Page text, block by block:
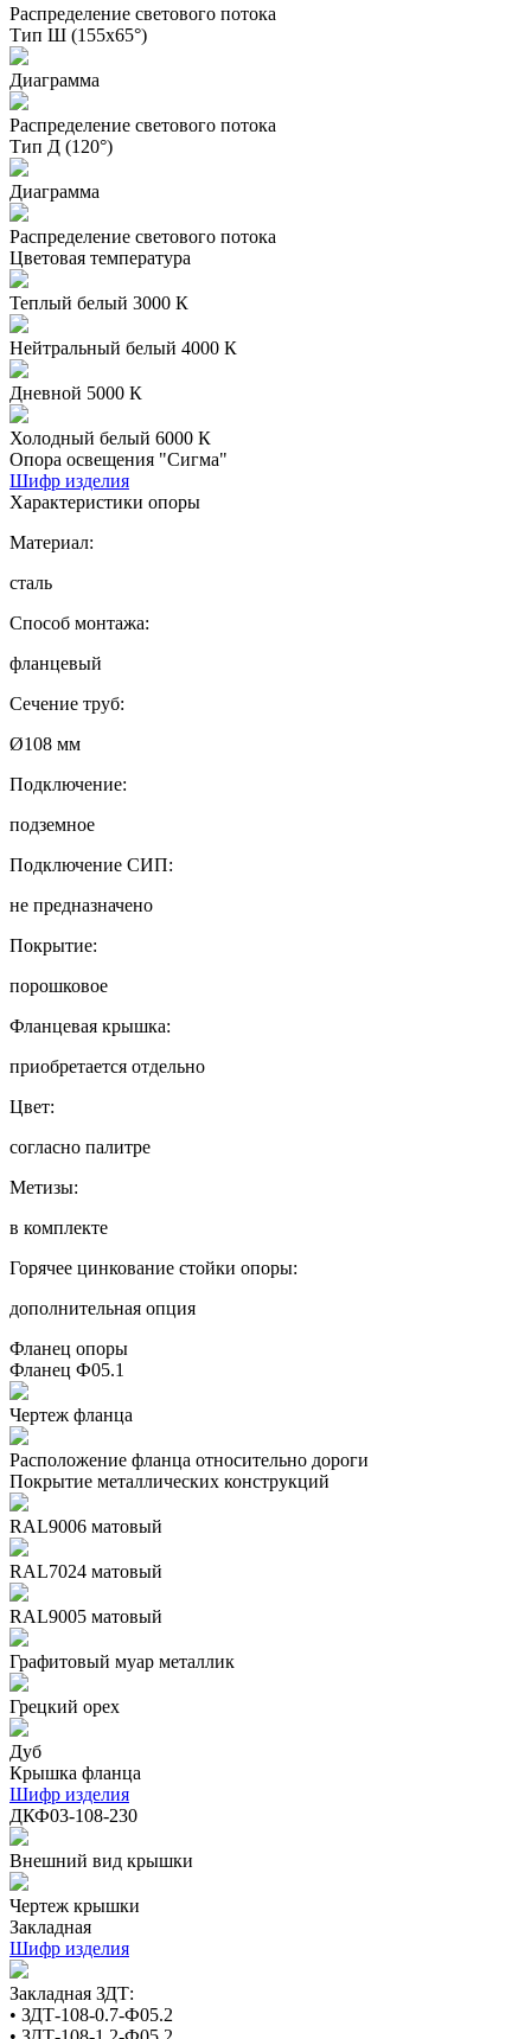
Распределение светового потока
Тип Ш (155х65°)
Диаграмма
Распределение светового потока
Тип Д (120°)
Диаграмма
Распределение светового потока
Цветовая температура
Теплый белый 3000 К
Нейтральный белый 4000 К
Дневной 5000 К
Холодный белый 6000 К
Опора освещения "Сигма"
Шифр изделия
Характеристики опоры
Материал:
сталь
Способ монтажа:
фланцевый
Сечение труб:
Ø108 мм
Подключение:
подземное
Подключение СИП:
не предназначено
Покрытие:
порошковое
Фланцевая крышка:
приобретается отдельно
Цвет:
согласно палитре
Метизы:
в комплекте
Горячее цинкование стойки опоры:
дополнительная опция
Фланец опоры
Фланец Ф05.1
Чертеж фланца
Расположение фланца относительно дороги
Покрытие металлических конструкций
RAL9006 матовый
RAL7024 матовый
RAL9005 матовый
Графитовый муар металлик
Грецкий орех
Дуб
Крышка фланца
Шифр изделия
ДКФ03-108-230
Внешний вид крышки
Чертеж крышки
Закладная
Шифр изделия
Закладная ЗДТ:
• ЗДТ-108-0.7-Ф05.2